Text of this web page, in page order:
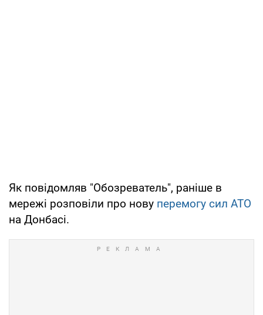
Як повідомляв "Обозреватель", раніше в
мережі розповіли про нову перемогу сил АТО
на Донбасі.